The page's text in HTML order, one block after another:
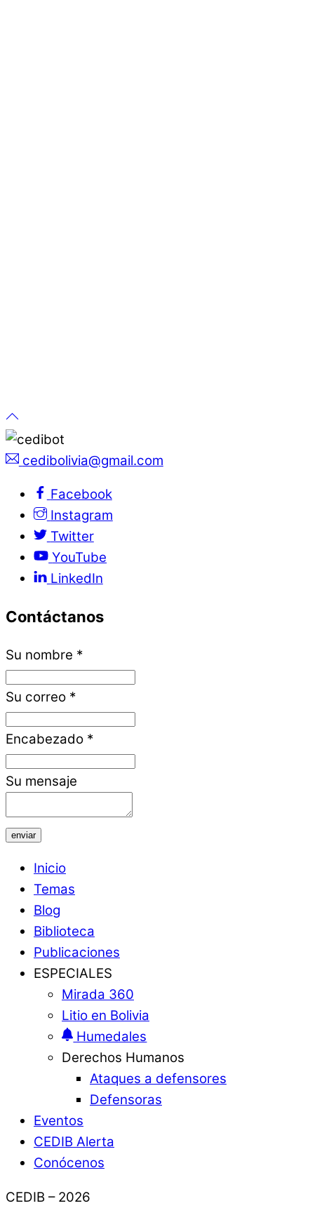
cedibolivia@gmail.com
Facebook
Instagram
Twitter
YouTube
LinkedIn
Contáctanos
Su nombre *
Su correo *
Encabezado *
Su mensaje
enviar
Inicio
Temas
Blog
Biblioteca
Publicaciones
ESPECIALES
Mirada 360
Litio en Bolivia
Humedales
Derechos Humanos
Ataques a defensores
Defensoras
Eventos
CEDIB Alerta
Conócenos
CEDIB – 2026